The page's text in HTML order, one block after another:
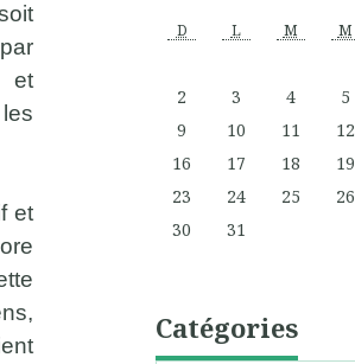
et
et
D L M M
2
3 4 5
9
10 11 12
16
17 18 19
23
24 25 26
30
31
Catégories